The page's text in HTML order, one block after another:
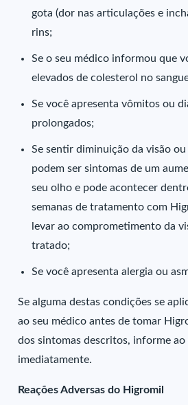
gota (dor nas articulações e
rins;
Se o seu médico informou que
elevados de colesterol no
Se você apresenta vômitos ou
prolongados;
Se sentir diminuição da visão
podem ser sintomas de um
seu olho e pode acontecer
semanas de tratamento com
levar ao comprometimento da
tratado;
Se você apresenta alergia ou
Se alguma destas condições se
ao seu médico antes de tomar
dos sintomas descritos, informe ao
imediatamente.
Reações Adversas do Higromil